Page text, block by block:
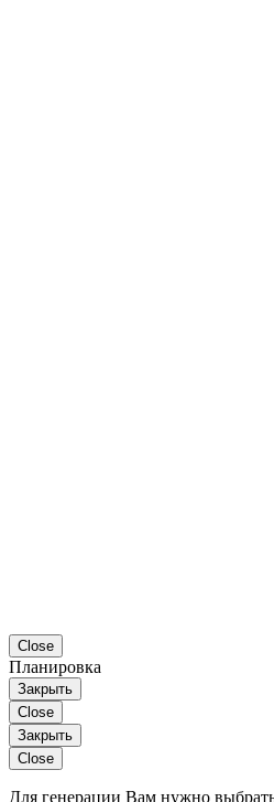
Close
Планировка
Закрыть
Close
Закрыть
Close
Для генерации Вам нужно